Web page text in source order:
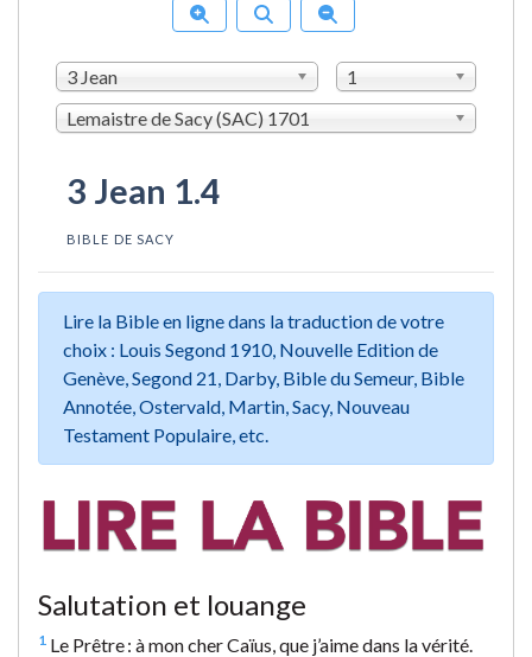
3 Jean
1
Lemaistre de Sacy (SAC) 1701
3 Jean 1.4
BIBLE DE SACY
Lire la Bible en ligne dans la traduction de votre
choix : Louis Segond 1910, Nouvelle Edition de
Genève, Segond 21, Darby, Bible du Semeur, Bible
Annotée, Ostervald, Martin, Sacy, Nouveau
Testament Populaire, etc.
Salutation et louange
1 Le Prêtre : à mon cher Caïus, que j’aime dans la vérité.